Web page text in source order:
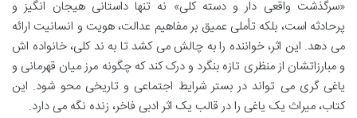
«سرگذشت واقعی دار و دسته کلی» نه تنها داستانی هیجان انگیز و
پرحادثه است، بلکه تأملی عمیق بر مفاهیم عدالت، هویت و انسانیت ارائه
می دهد. این اثر، خواننده را به چالش می کشد تا به ند کلی، خانواده اش
و مبارزاتشان از منظری تازه بنگرد و درک کند که چگونه مرز میان قهرمانی و
یاغی گری می تواند در بستر شرایط اجتماعی و تاریخی محو شود. این
کتاب، میراث یک یاغی را در قالب یک اثر ادبی فاخر، زنده نگه می دارد.